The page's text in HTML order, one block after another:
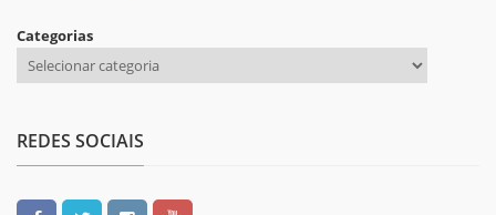
Categorias
REDES SOCIAIS